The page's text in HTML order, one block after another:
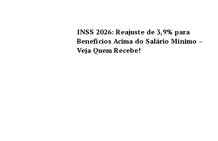
INSS 2026: Reajuste de 3,9% para
Benefícios Acima do Salário Mínimo –
Veja Quem Recebe!